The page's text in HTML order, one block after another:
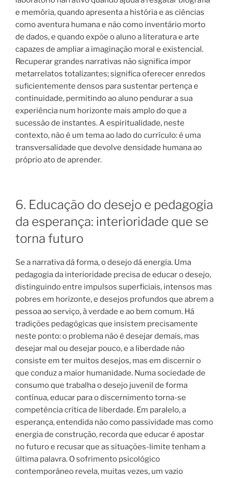
e memória, quando apresenta a história e as ciências
como aventura humana e não como inventário morto
de dados, e quando expõe o aluno a literatura e arte
capazes de ampliar a imaginação moral e existencial.
Recuperar grandes narrativas não significa impor
metarrelatos totalizantes; significa oferecer enredos
suficientemente densos para sustentar pertença e
continuidade, permitindo ao aluno pendurar a sua
experiência num horizonte mais amplo do que a
sucessão de instantes. A espiritualidade, neste
contexto, não é um tema ao lado do currículo: é uma
transversalidade que devolve densidade humana ao
próprio ato de aprender.
6. Educação do desejo e pedagogia
da esperança: interioridade que se
torna futuro
Se a narrativa dá forma, o desejo dá energia. Uma
pedagogia da interioridade precisa de educar o desejo,
distinguindo entre impulsos superficiais, intensos mas
pobres em horizonte, e desejos profundos que abrem a
pessoa ao serviço, à verdade e ao bem comum. Há
tradições pedagógicas que insistem precisamente
neste ponto: o problema não é desejar demais, mas
desejar mal ou desejar pouco, e a liberdade não
consiste em ter muitos desejos, mas em discernir o
que conduz a maior humanidade. Numa sociedade de
consumo que trabalha o desejo juvenil de forma
contínua, educar para o discernimento torna-se
competência crítica de liberdade. Em paralelo, a
esperança, entendida não como passividade mas como
energia de construção, recorda que educar é apostar
no futuro e recusar que as situações-limite tenham a
última palavra. O sofrimento psicológico
contemporâneo revela, muitas vezes, um vazio